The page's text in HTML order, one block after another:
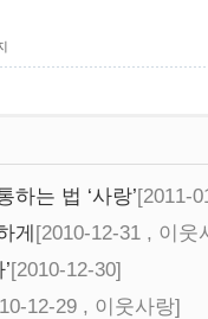
는 법 ‘사랑’[2011-
게[2010-12-31 , 이웃
[2010-12-30]
12-29 , 이웃사랑]